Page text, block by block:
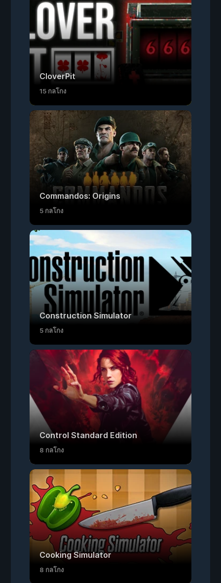
CloverPit
15 กลโกง
Commandos: Origins
5 กลโกง
Construction Simulator
5 กลโกง
Control Standard Edition
8 กลโกง
Cooking Simulator
8 กลโกง